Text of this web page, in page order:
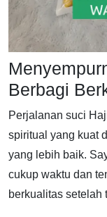
Berbagi
Perjalanan suci
spiritual yang kuat
yang lebih baik.
cukup waktu dan
berkualitas setelah